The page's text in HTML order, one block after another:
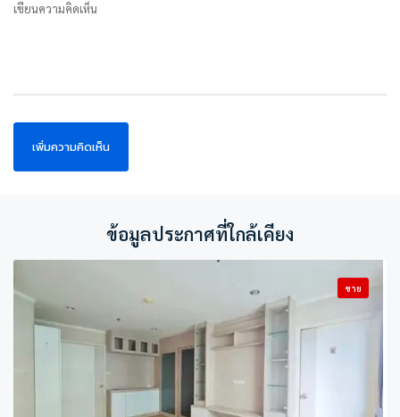
เขียนความคิดเห็น
ข้อมูลประกาศที่ใกล้เคียง
ขาย